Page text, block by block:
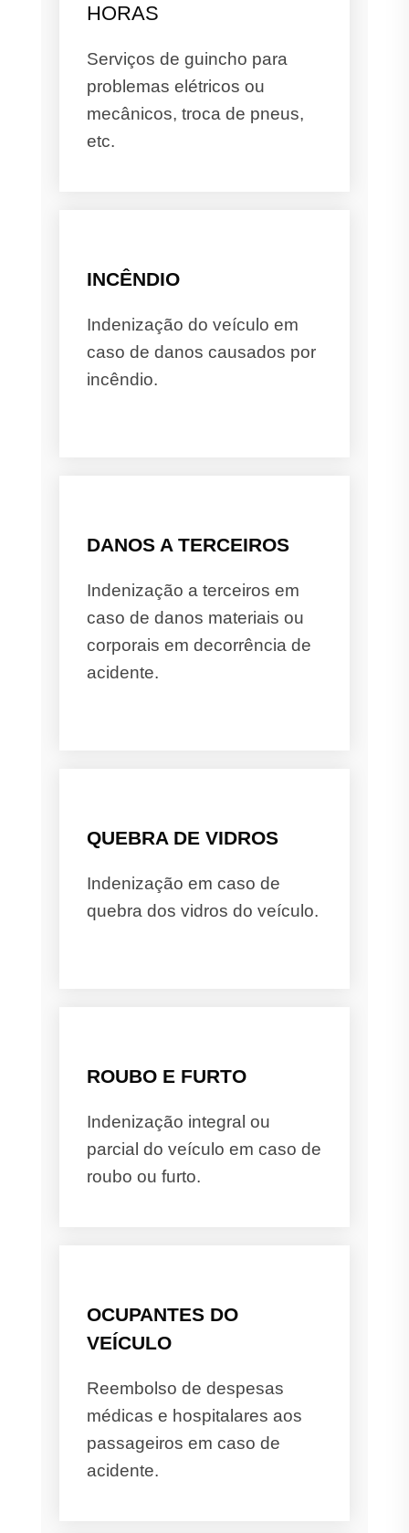
HORAS
Serviços de guincho para
problemas elétricos ou
mecânicos, troca de pneus,
etc.
INCÊNDIO
Indenização do veículo em
caso de danos causados por
incêndio.
DANOS A TERCEIROS
Indenização a terceiros em
caso de danos materiais ou
corporais em decorrência de
acidente.
QUEBRA DE VIDROS
Indenização em caso de
quebra dos vidros do veículo.
ROUBO E FURTO
Indenização integral ou
parcial do veículo em caso de
roubo ou furto.
OCUPANTES DO
VEÍCULO
Reembolso de despesas
médicas e hospitalares aos
passageiros em caso de
acidente.